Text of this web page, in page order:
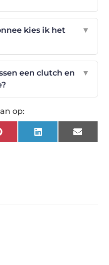
kies ik het
▼
een clutch en
▼
op:
PinterestLinkedIn Email